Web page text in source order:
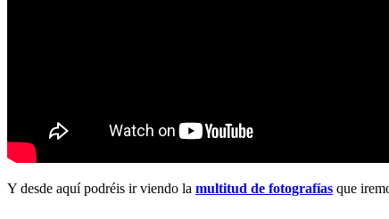
Y desde aquí podréis ir viendo la multitud de fotografías que